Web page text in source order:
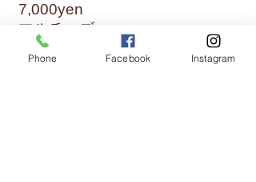
7,000yen
マルチーズ
7,500yen
ポメラニアン
Phone Facebook Instagram